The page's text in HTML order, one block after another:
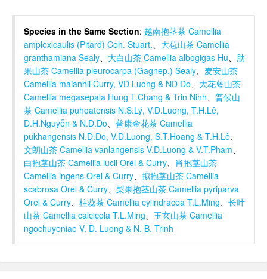
Species in the Same Section: 越南抱茎茶 Camellia
amplexicaulis (Pitard) Coh. Stuart.、 大苞山茶 Camellia
granthamiana Sealy、 大白山茶 Camellia albogigas Hu、 肋
果山茶 Camellia pleurocarpa (Gagnep.) Sealy、 麦安山茶
Camellia maianhii Curry, VD Luong & ND Do、 大花萼山茶
Camellia megasepala Hung T.Chang & Trin Ninh、 普候山
茶 Camellia puhoatensis N.S.Lý, V.D.Luong, T.H.Lê,
D.H.Nguyễn & N.D.Do、 普康金花茶 Camellia
pukhangensis N.D.Do, V.D.Luong, S.T.Hoang & T.H.Lê、
文朗山茶 Camellia vanlangensis V.D.Luong & V.T.Pham、
白抱茎山茶 Camellia lucii Orel & Curry、 肖抱茎山茶
Camellia ingens Orel & Curry、 拟抱茎山茶 Camellia
scabrosa Orel & Curry、 梨果抱茎山茶 Camellia pyriparva
Orel & Curry、 柱蕊茶 Camellia cylindracea T.L.Ming、 长叶
山茶 Camellia calcicola T.L.Ming、 玉玄山茶 Camellia
ngochuyeniae V. D. Luong & N. B. Trinh